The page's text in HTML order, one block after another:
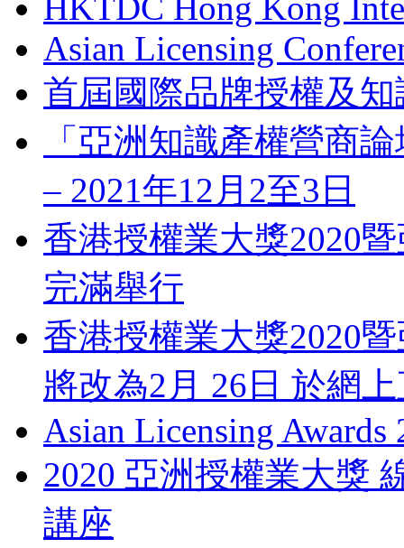
HKTDC Hong Kong
Asian Licensing
首屆國際品牌授權及
「亞洲知識產權營商
– 2021年12月2至3日
香港授權業大獎2020
完滿舉行
香港授權業大獎2020
將改為2月 26日 於網
Asian Licensing Awards
2020 亞洲授權業大獎
講座